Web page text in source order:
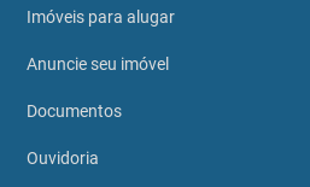
Imóveis para alugar
Anuncie seu imóvel
Documentos
Ouvidoria